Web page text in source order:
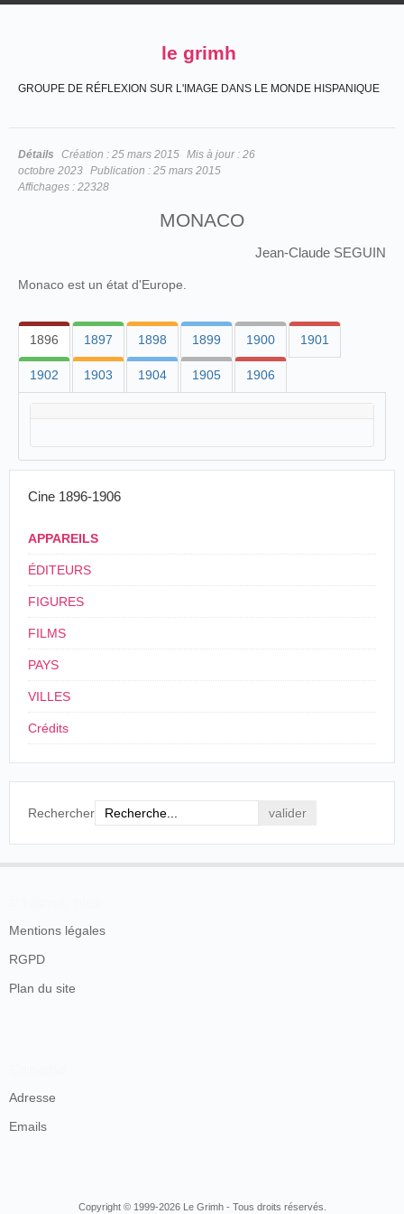
le grimh
GROUPE DE RÉFLEXION SUR L'IMAGE DANS LE MONDE HISPANIQUE
Détails Création : 25 mars 2015 Mis à jour : 26
octobre 2023 Publication : 25 mars 2015
Affichages : 22328
MONACO
Jean-Claude SEGUIN
Monaco est un état d'Europe.
1896 1897 1898 1899 1900 1901
1902 1903 1904 1905 1906
Cine 1896-1906
APPAREILS
ÉDITEURS
FIGURES
FILMS
PAYS
VILLES
Crédits
Rechercher
Mentions légales
RGPD
Plan du site
Adresse
Emails
Copyright © 1999-2026 Le Grimh - Tous droits réservés.